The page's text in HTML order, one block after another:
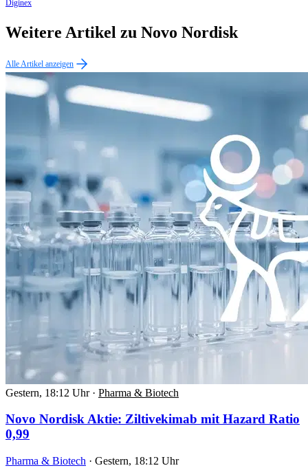
Diginex
Weitere Artikel zu Novo Nordisk
Alle Artikel anzeigen
Gestern, 18:12 Uhr · Pharma & Biotech
Novo Nordisk Aktie: Ziltivekimab mit Hazard Ratio
0,99
Pharma & Biotech · Gestern, 18:12 Uhr